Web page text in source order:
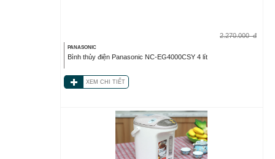
2.270.000 đ
PANASONIC
Bình thủy điện Panasonic NC-EG4000CSY 4 lít
XEM CHI TIẾT